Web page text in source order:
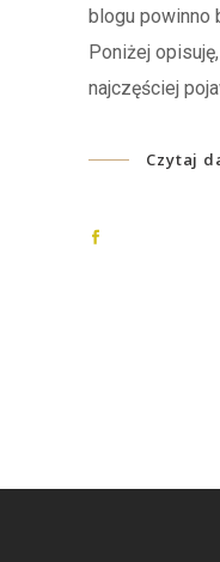
blogu powinno
Poniżej
najczęściej
Czytaj